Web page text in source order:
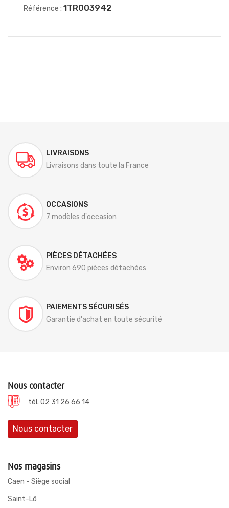
Référence : 1TR003942
LIVRAISONS
Livraisons dans toute la France
OCCASIONS
7 modèles d'occasion
PIÈCES DÉTACHÉES
Environ 690 pièces détachées
PAIEMENTS SÉCURISÉS
Garantie d'achat en toute sécurité
Nous contacter
tél. 02 31 26 66 14
Nous contacter
Nos magasins
Caen - Siège social
Saint-Lô